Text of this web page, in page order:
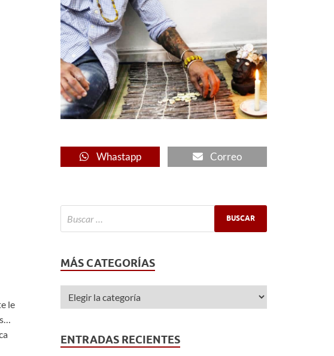
le
Whastapp Correo
MÁS CATEGORÍAS
ENTRADAS RECIENTES